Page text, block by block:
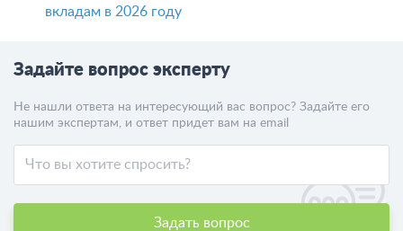
вкладам в 2026 году
Задайте вопрос эксперту
Не нашли ответа на интересующий вас вопрос? Задайте его
нашим экспертам, и ответ придет вам на email
Задать вопрос